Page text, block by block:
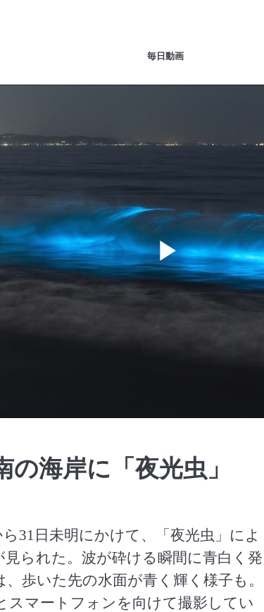
毎日動画
Play
Video
海岸に「夜光虫」
31日未明にかけて、「夜光虫」によ
られた。波が砕ける瞬間に青白く発
歩いた先の水面が青く輝く様子も。
マートフォンを向けて撮影してい